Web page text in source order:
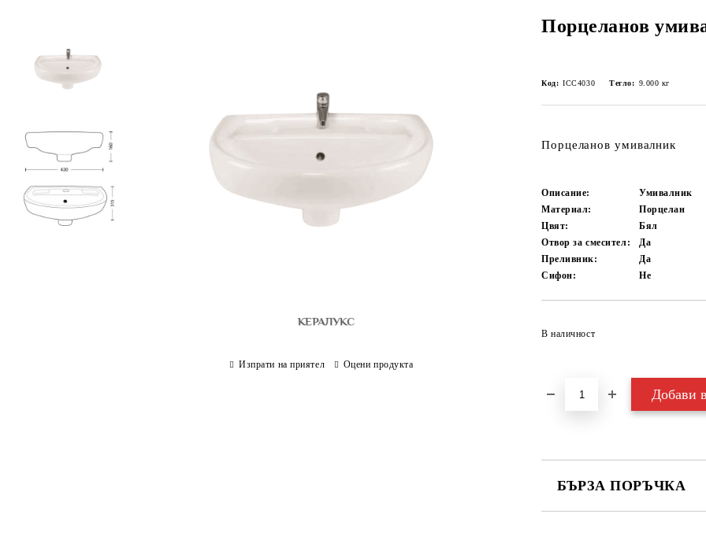
Порцеланов
Код: ICC4030 Тегло: 9.000 кг
Порцеланов умивалник
Описание:
Умивалник
Материал:
Порцелан
Цвят:
Бял
Отвор за смесител:
Да
Преливник:
Да
Сифон:
Не
В наличност
БЪРЗА ПОРЪЧКА
Изпрати на приятел Оцени продукта